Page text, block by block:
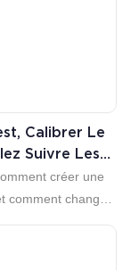
Calibrer Le
Suivre Les
créer une
changer